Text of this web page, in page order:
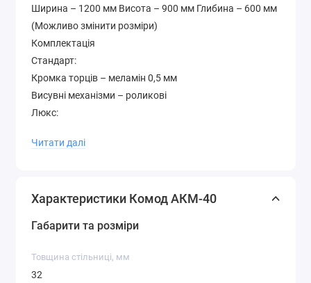
Ширина – 1200 мм Висота – 900 мм Глибина – 600 мм
(Можливо змінити розміри)
Комплектація
Стандарт:
Кромка торців – меламін 0,5 мм
Висувні механізми – роликові
Люкс:
Висувні механізми – телескопічні
Матеріал – ламіноване ДСП 16 мм. Товщина
встановлені накладки МДФ
Палітра кольорів лДСП (будь-який колір можна
вибрати без доплати до вартості )
Читати далі
Характеристики Комод АКМ-40
Габарити та розміри
Товщина стільниці, мм
32